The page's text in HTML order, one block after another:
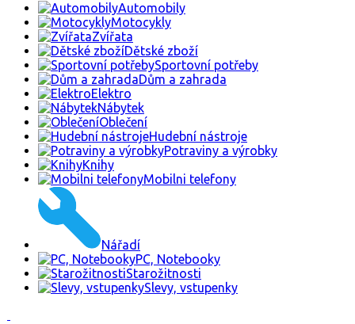
Automobily
Motocykly
Zvířata
Dětské zboží
Sportovní potřeby
Dům a zahrada
Elektro
Nábytek
Oblečení
Hudební nástroje
Potraviny a výrobky
Knihy
Mobilni telefony
Nářadí
PC, Notebooky
Starožitnosti
Slevy, vstupenky